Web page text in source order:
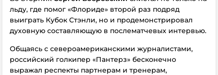
льду, где помог «Флориде» второй раз подряд
выиграть Кубок Стэнли, но и продемонстрировал
духовную составляющую в послематчевых интервью.
Общаясь с североамериканскими журналистами,
российский голкипер «Пантерз» бесконечно
выражал респекты партнерам и тренерам,